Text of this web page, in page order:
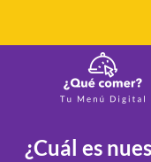
¿Cuál es